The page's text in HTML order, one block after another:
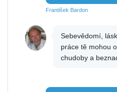
František Bardon
Sebevědomí,
práce tě mohou
chudoby a